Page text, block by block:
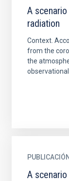
A
radiation
Context.
from the
the
observational
PUBLICACIÓN
A